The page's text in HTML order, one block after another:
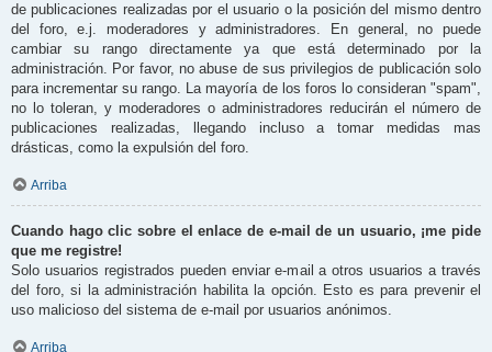
de publicaciones realizadas por el usuario o la posición del mismo dentro
del foro, e.j. moderadores y administradores. En general, no puede
cambiar su rango directamente ya que está determinado por la
administración. Por favor, no abuse de sus privilegios de publicación solo
para incrementar su rango. La mayoría de los foros lo consideran "spam",
no lo toleran, y moderadores o administradores reducirán el número de
publicaciones realizadas, llegando incluso a tomar medidas mas
drásticas, como la expulsión del foro.
Arriba
Cuando hago clic sobre el enlace de e-mail de un usuario, ¡me pide
que me registre!
Solo usuarios registrados pueden enviar e-mail a otros usuarios a través
del foro, si la administración habilita la opción. Esto es para prevenir el
uso malicioso del sistema de e-mail por usuarios anónimos.
Arriba